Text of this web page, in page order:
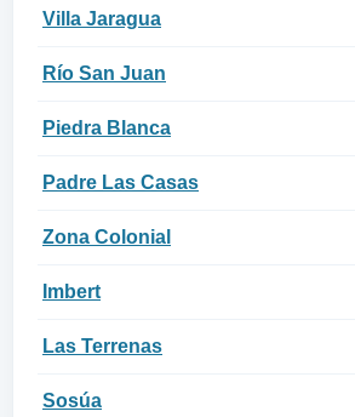
Villa Jaragua
Río San Juan
Piedra Blanca
Padre Las Casas
Zona Colonial
Imbert
Las Terrenas
Sosúa